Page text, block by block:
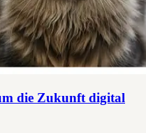
die Zukunft digital